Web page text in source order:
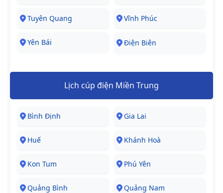
Tuyên Quang Vĩnh Phúc
Yên Bái Điện Biên
Lịch cúp điện Miền Trung
Bình Định Gia Lai
Huế Khánh Hoà
Kon Tum Phú Yên
Quảng Bình Quảng Nam